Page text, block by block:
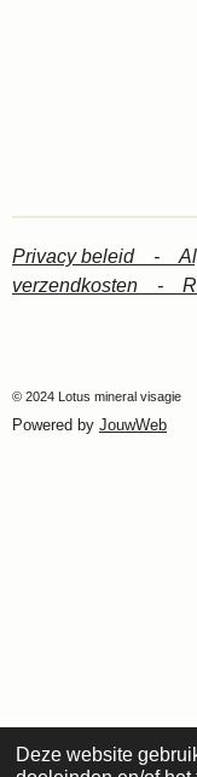
Deze website
Privacy beleid -
verzendkosten -
© 2024 Lotus mineral visagie
Powered by JouwWeb